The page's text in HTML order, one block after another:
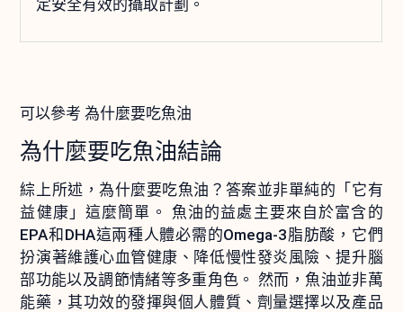
定安全有效的攝取計劃。
可以參考 為什麼要吃魚油
為什麼要吃魚油結論
綜上所述，為什麼要吃魚油？答案並非單純的「它有
益健康」這麼簡單。 魚油的益處主要來自於富含的
EPA和DHA這兩種人體必需的Omega-3脂肪酸，它們
扮演著維護心血管健康、降低慢性發炎風險、提升腦
部功能以及調節情緒等多重角色。 然而，魚油並非萬
能藥，其功效的發揮與個人體質、劑量選擇以及產品